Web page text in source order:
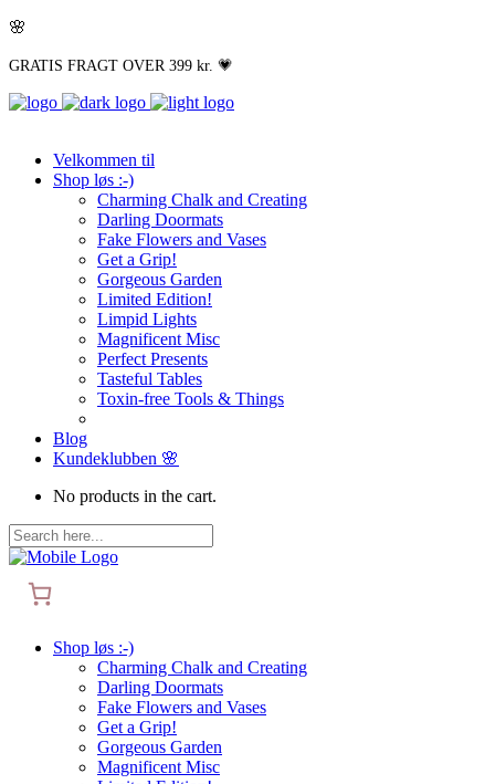
🌸
GRATIS FRAGT OVER 399 kr. 💗
Velkommen til
Shop løs :-)
Charming Chalk and Creating
Darling Doormats
Fake Flowers and Vases
Get a Grip!
Gorgeous Garden
Limited Edition!
Limpid Lights
Magnificent Misc
Perfect Presents
Tasteful Tables
Toxin-free Tools & Things
Blog
Kundeklubben 🌸
No products in the cart.
Shop løs :-)
Charming Chalk and Creating
Darling Doormats
Fake Flowers and Vases
Get a Grip!
Gorgeous Garden
Magnificent Misc